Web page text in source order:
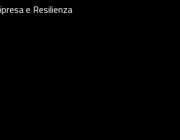
e Resilienza